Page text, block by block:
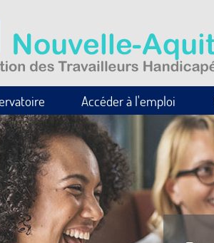
Accéder à l'emploi